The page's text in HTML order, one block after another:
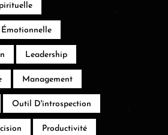
Émotionnelle
Leadership
Management
Outil D'introspection
Productivité